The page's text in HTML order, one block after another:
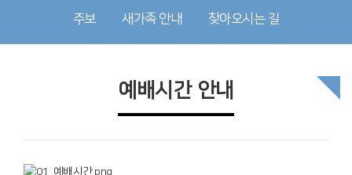
주보 새가족 안내 찾아오시는 길
예배시간 안내